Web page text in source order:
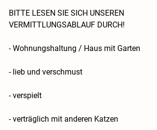
BITTE LESEN SIE SICH UNSEREN
VERMITTLUNGSABLAUF DURCH!
- Wohnungshaltung / Haus mit Garten
- lieb und verschmust
- verspielt
- verträglich mit anderen Katzen